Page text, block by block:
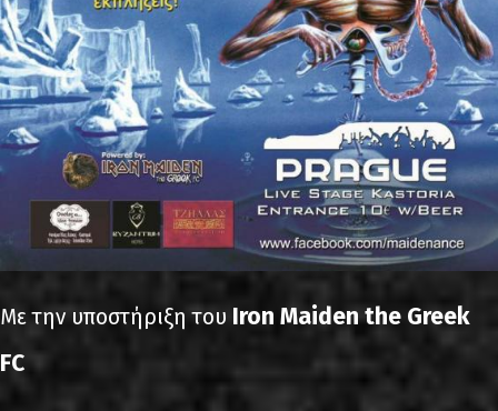
Με την υποστήριξη του Iron Maiden the Greek
FC